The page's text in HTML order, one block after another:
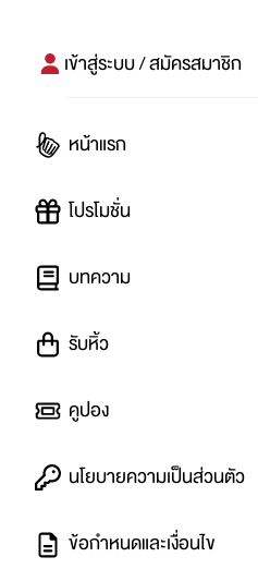
เข้าสู่ระบบ / สมัครสมาชิก
หน้าแรก
โปรโมชั่น
บทความ
รับหิ้ว
คูปอง
นโยบายความเป็นส่วนตัว
ข้อกำหนดและเงื่อนไข
#
ปันโปร PUNPRO ที่ 1 ด้านโปรโม
โปรโมชัน